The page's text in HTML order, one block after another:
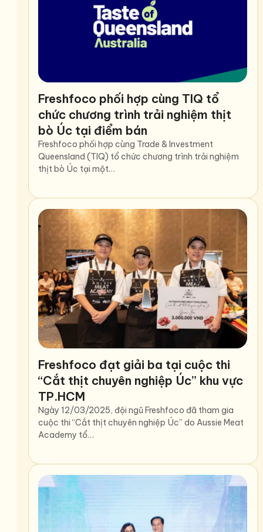
Freshfoco phối hợp cùng TIQ tổ
chức chương trình trải nghiệm thịt
bò Úc tại điểm bán
Freshfoco phối hợp cùng Trade & Investment
Queensland (TIQ) tổ chức chương trình trải nghiệm
thịt bò Úc tại một…
Freshfoco đạt giải ba tại cuộc thi
“Cắt thịt chuyên nghiệp Úc” khu vực
TP.HCM
Ngày 12/03/2025, đội ngũ Freshfoco đã tham gia
cuộc thi “Cắt thịt chuyên nghiệp Úc” do Aussie Meat
Academy tổ…